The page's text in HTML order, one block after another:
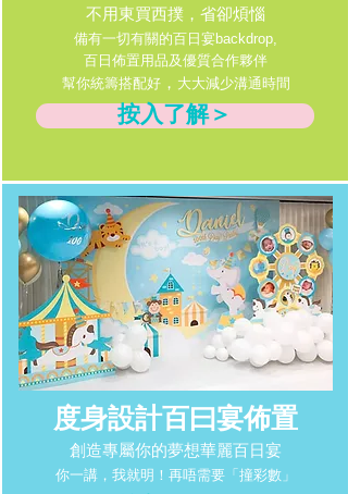
不用東買西撲，省卻煩惱
備有一切有關的百日宴backdrop,
百日佈置用品及優質合作夥伴
幫你統籌搭配好， 大大減少溝通時間
按入了解＞
度身設計百曰宴佈置
創造專屬你的夢想華麗百日宴
你一講，我就明！再唔需要「撞彩數」